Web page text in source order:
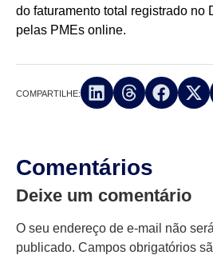
do faturamento total registrado no
pelas PMEs online.
COMPARTILHE:
Comentários
Deixe um comentário
O seu endereço de e-mail não será
publicado. Campos obrigatórios